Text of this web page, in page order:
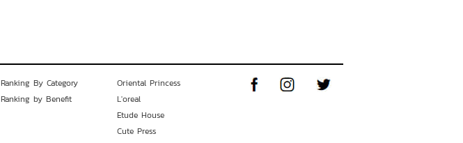
Ranking By Category
Ranking by Benefit
Oriental Princess
L'oreal
Etude House
Cute Press